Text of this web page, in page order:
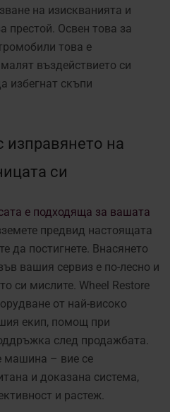
на изискванията и
престой. Освен това за
това е
въздействието си
избегнат скъпи
изправянето на
си
е подходяща за вашата
предвид настоящата
да постигнете. Внасянето
вашия сервиз е по-лесно и
си мислите. Wheel Restore
от най-високо
екип, помощ при
след продажбата.
машина – вие се
и доказана система,
и растеж.